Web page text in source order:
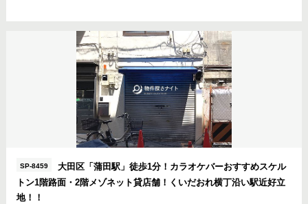
SP-8459
大田区「蒲田駅」徒歩1分！カラオケバーおすすめスケル
トン1階路面・2階メゾネット貸店舗！くいだおれ横丁沿い駅近好立
地！！